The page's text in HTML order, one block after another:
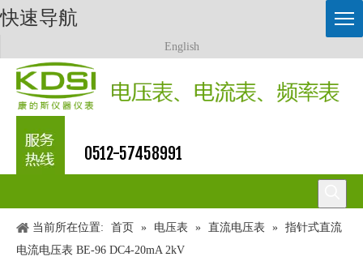
快速导航
English
0512-57458991
当前所在位置: 首页 » 电压表 » 直流电压表 » 指针式直流
电流电压表 BE-96 DC4-20mA 2kV